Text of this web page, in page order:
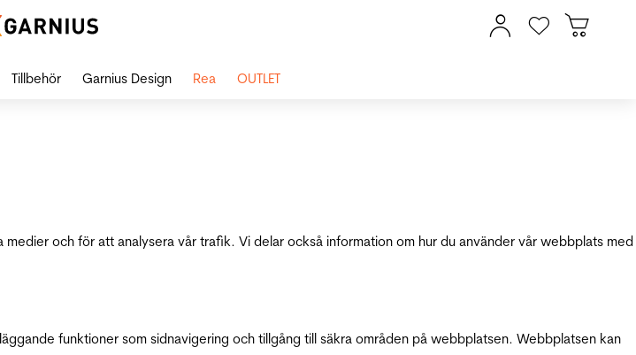
och för att analysera vår trafik. Vi delar också information om hur du använder vår webbplats med
funktioner som sidnavigering och tillgång till säkra områden på webbplatsen. Webbplatsen kan
Tillbehör Garnius Design Rea OUTLET